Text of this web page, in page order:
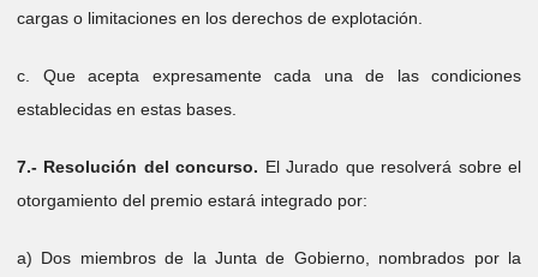
cargas o limitaciones en los derechos de explotación.
c. Que acepta expresamente cada una de las condiciones
establecidas en estas bases.
7.- Resolución del concurso. El Jurado que resolverá sobre el
otorgamiento del premio estará integrado por:
a) Dos miembros de la Junta de Gobierno, nombrados por la